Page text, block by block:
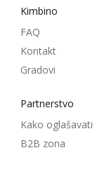
Kimbino
FAQ
Kontakt
Gradovi
Partnerstvo
Kako oglašavati
B2B zona